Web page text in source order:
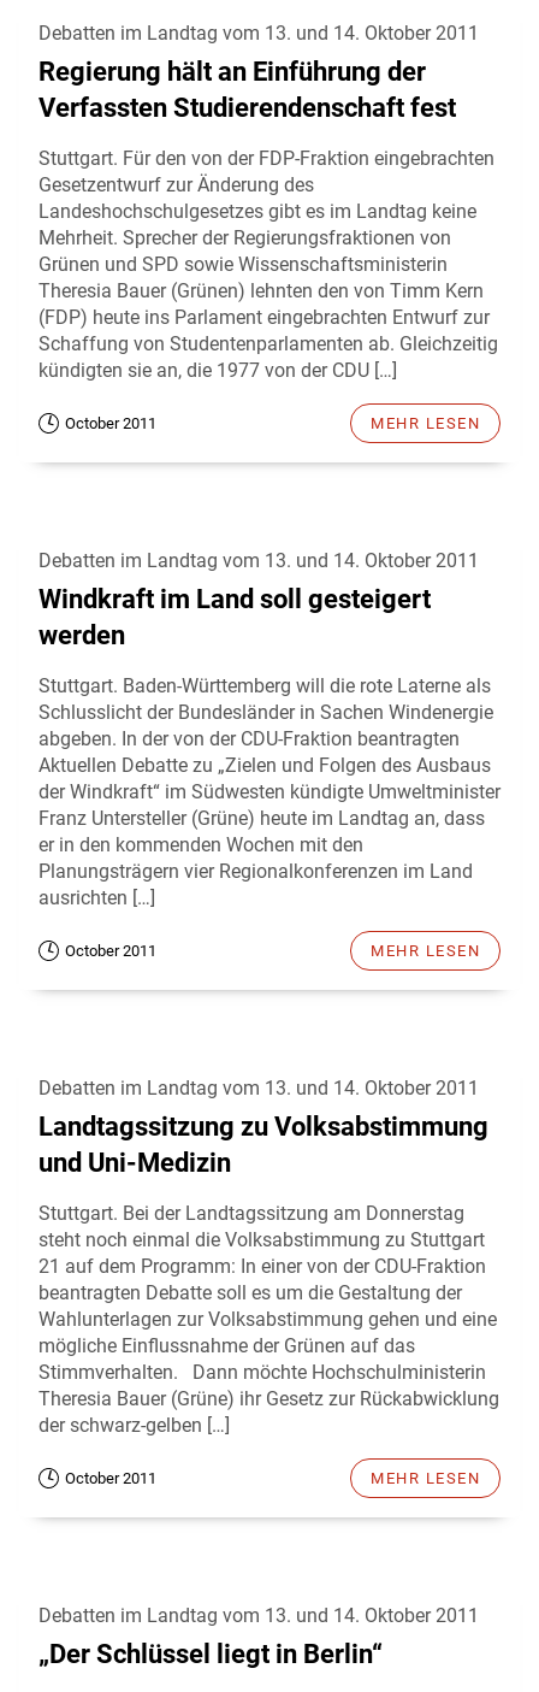
Debatten im Landtag vom 13. und 14. Oktober 2011
Regierung hält an Einführung der
Verfassten Studierendenschaft fest
Stuttgart. Für den von der FDP-Fraktion eingebrachten
Gesetzentwurf zur Änderung des
Landeshochschulgesetzes gibt es im Landtag keine
Mehrheit. Sprecher der Regierungsfraktionen von
Grünen und SPD sowie Wissenschaftsministerin
Theresia Bauer (Grünen) lehnten den von Timm Kern
(FDP) heute ins Parlament eingebrachten Entwurf zur
Schaffung von Studentenparlamenten ab. Gleichzeitig
kündigten sie an, die 1977 von der CDU […]
October 2011 MEHR LESEN
Debatten im Landtag vom 13. und 14. Oktober 2011
Windkraft im Land soll gesteigert
werden
Stuttgart. Baden-Württemberg will die rote Laterne als
Schlusslicht der Bundesländer in Sachen Windenergie
abgeben. In der von der CDU-Fraktion beantragten
Aktuellen Debatte zu „Zielen und Folgen des Ausbaus
der Windkraft“ im Südwesten kündigte Umweltminister
Franz Untersteller (Grüne) heute im Landtag an, dass
er in den kommenden Wochen mit den
Planungsträgern vier Regionalkonferenzen im Land
ausrichten […]
October 2011 MEHR LESEN
Debatten im Landtag vom 13. und 14. Oktober 2011
Landtagssitzung zu Volksabstimmung
und Uni-Medizin
Stuttgart. Bei der Landtagssitzung am Donnerstag
steht noch einmal die Volksabstimmung zu Stuttgart
21 auf dem Programm: In einer von der CDU-Fraktion
beantragten Debatte soll es um die Gestaltung der
Wahlunterlagen zur Volksabstimmung gehen und eine
mögliche Einflussnahme der Grünen auf das
Stimmverhalten. Dann möchte Hochschulministerin
Theresia Bauer (Grüne) ihr Gesetz zur Rückabwicklung
der schwarz-gelben […]
October 2011 MEHR LESEN
Debatten im Landtag vom 13. und 14. Oktober 2011
„Der Schlüssel liegt in Berlin“